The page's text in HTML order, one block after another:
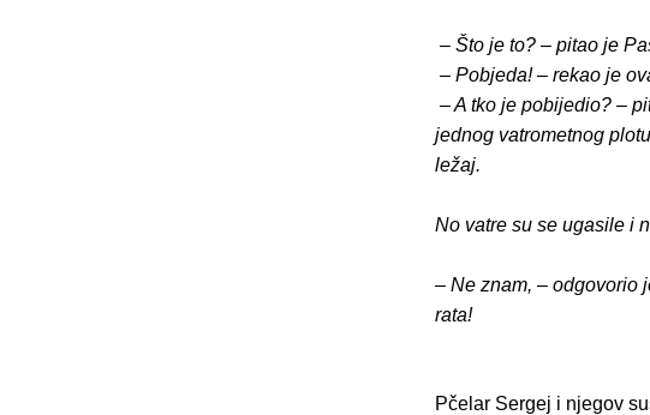
– Što je to? – pitao je
– Pobjeda! – rekao je
– A tko je pobijedio? –
jednog vatrometnog
ležaj.
No vatre su se ugasile i
– Ne znam, – odgovorio
rata!
Pčelar Sergej i njegov